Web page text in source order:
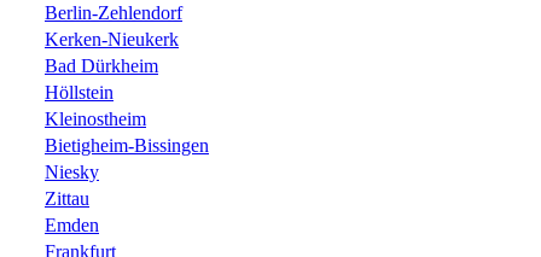
Berlin-Zehlendorf
Kerken-Nieukerk
Bad Dürkheim
Höllstein
Kleinostheim
Bietigheim-Bissingen
Niesky
Zittau
Emden
Frankfurt